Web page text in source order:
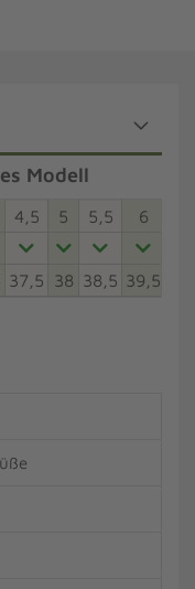
Modell
4,5 5 5,5 6
37,5 38 38,5 39,5